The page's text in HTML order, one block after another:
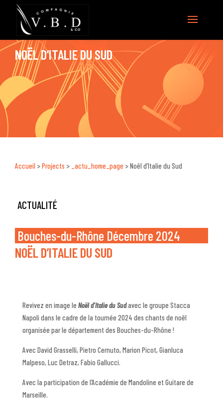
NOËL D’ITALIE DU SUD
Accueil >Projects > _actu_home_page >Noël d’Italie du Sud
ACTUALITÉ
Bouches-du-Rhône Décembre 2024
NOËL D’ITALIE DU SUD
Revivez en image le Noël d’Italie du Sudavec le groupe Stacca
Napoli dans le cadre de la tournée 2024 des chants de noël
organisée par le département des Bouches-du-Rhône !
Avec David Grasselli, Pietro Cernuto, Marion Picot, Gianluca
Malpeso, Luc Detraz, Fabio Gallucci.
Avec la participation de l’Académie de Mandoline et Guitare de
Marseille.